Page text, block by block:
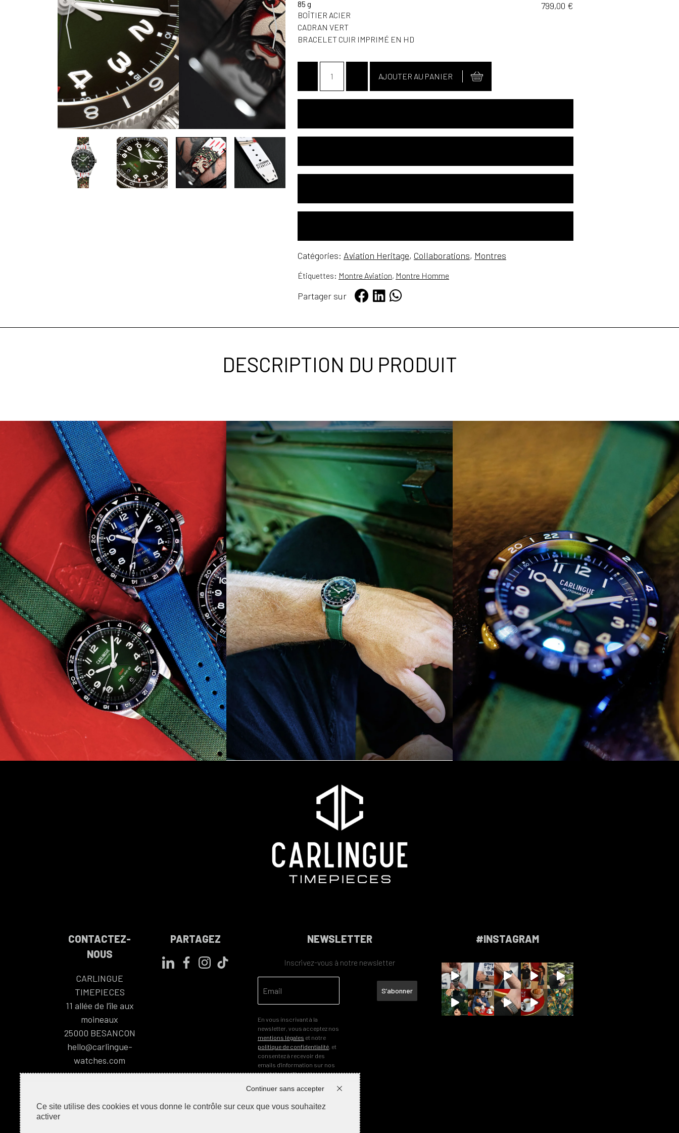
85 g
BOÎTIER ACIER
CADRAN VERT
BRACELET CUIR IMPRIMÉ EN HD
799,00 €
AJOUTER AU PANIER
Catégories: Aviation Heritage, Collaborations, Montres
Étiquettes: Montre Aviation, Montre Homme
Partager sur
DESCRIPTION DU PRODUIT
CONTACTEZ-
NOUS
CARLINGUE
TIMEPIECES
11 allée de l’île aux
moineaux
25000 BESANCON
hello@carlingue-
watches.com
PARTAGEZ NEWSLETTER
Inscrivez-vous à notre newsletter
En vous inscrivant à la
newsletter, vous acceptez nos
mentions légales et notre
politique de confidentialité, et
consentez à recevoir des
emails d’information sur nos
produits et offres. Vous
tout moment.
S’abonner
#INSTAGRAM
Ce site utilise des cookies et vous donne le contrôle sur ceux que vous souhaitez
activer
Continuer sans accepter